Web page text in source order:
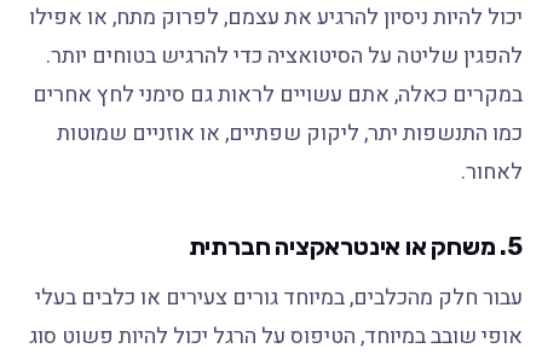
יכול להיות ניסיון להרגיע את עצמם, לפרוק מתח, או אפילו
להפגין שליטה על הסיטואציה כדי להרגיש בטוחים יותר.
במקרים כאלה, אתם עשויים לראות גם סימני לחץ אחרים
כמו התנשפות יתר, ליקוק שפתיים, או אוזניים שמוטות
לאחור.
5. משחק או אינטראקציה חברתית
עבור חלק מהכלבים, במיוחד גורים צעירים או כלבים בעלי
אופי שובב במיוחד, הטיפוס על הרגל יכול להיות פשוט סוג